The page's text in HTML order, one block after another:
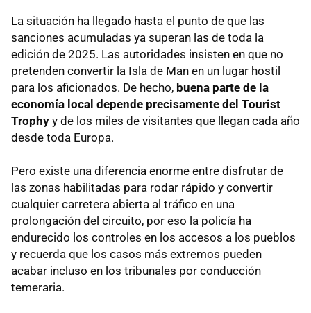
La situación ha llegado hasta el punto de que las
sanciones acumuladas ya superan las de toda la
edición de 2025. Las autoridades insisten en que no
pretenden convertir la Isla de Man en un lugar hostil
para los aficionados. De hecho, buena parte de la
economía local depende precisamente del Tourist
Trophy y de los miles de visitantes que llegan cada año
desde toda Europa.
Pero existe una diferencia enorme entre disfrutar de
las zonas habilitadas para rodar rápido y convertir
cualquier carretera abierta al tráfico en una
prolongación del circuito, por eso la policía ha
endurecido los controles en los accesos a los pueblos
y recuerda que los casos más extremos pueden
acabar incluso en los tribunales por conducción
temeraria.